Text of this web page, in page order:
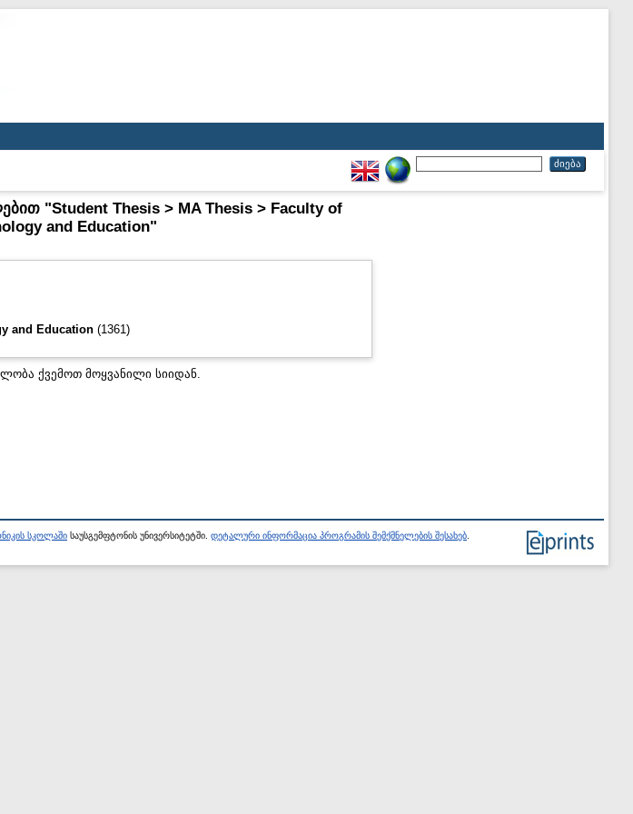
"Student Thesis > MA Thesis > Faculty of
and Education"
and Education (1361)
ქვემოთ მოყვანილი სიიდან.
სკოლაში საუსგემფტონის უნივერსიტეტში. დეტალური ინფორმაცია პროგრამის შემქმნელების შესახებ.